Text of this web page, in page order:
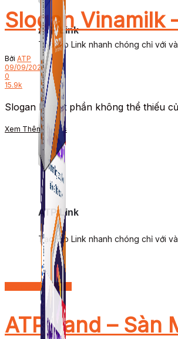
ATP Link
Tạo Bio Link nhanh chóng chỉ với
ATP Link
Tạo Bio Link nhanh chóng chỉ với
Slogan Vinamilk
Bởi ATP
09/09/2022
0
15.9k
Slogan là một phần không thể thiếu
Xem ThêmDetails
Review thương hiệu
ATP Land – Sàn